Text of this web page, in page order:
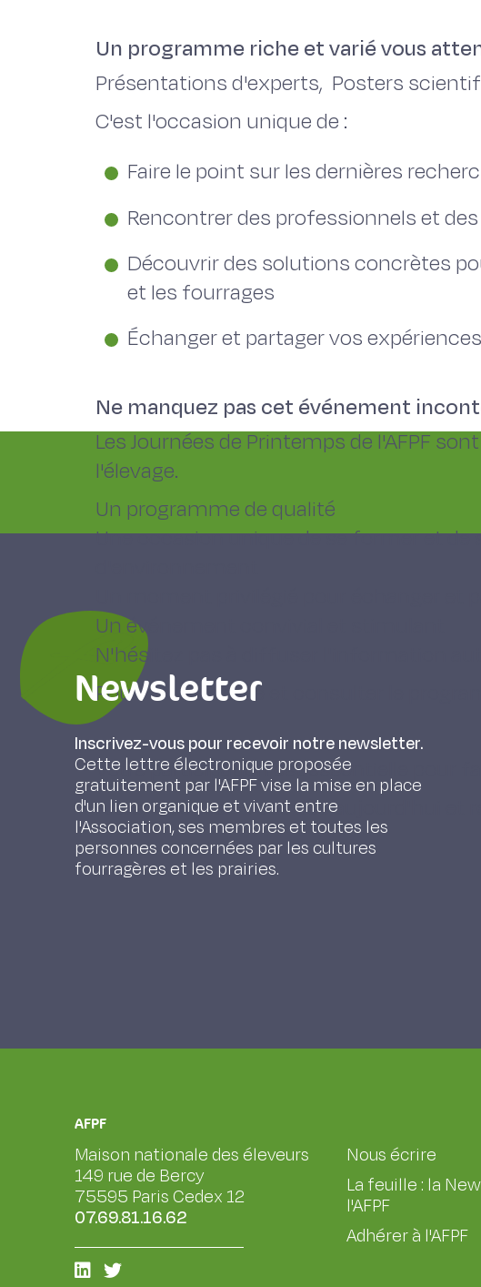
Un programme riche et varié vous
Présentations d'experts, Posters
C'est l'occasion unique de :
Faire le point sur les dernières
Rencontrer des professionnels et
Découvrir des solutions concrètes
et les fourrages
Échanger et partager vos expériences
Ne manquez pas cet événement
Les Journées de Printemps de l'AFPF
l'élevage.
Un programme de qualité
Une occasion unique de se former et
Un événement convivial et stimulant
N'hésitez pas à diffuser l'information
Pour vous inscrire et consulter le
Votre participation est essentielle pour
Alors, inscrivez-vous dès aujourd'hui et
Newsletter
Inscrivez-vous pour recevoir notre newsletter.
Cette lettre électronique proposée
gratuitement par l'AFPF vise la mise en place
d'un lien organique et vivant entre
l'Association, ses membres et toutes les
personnes concernées par les cultures
fourragères et les prairies.
AFPF
Maison nationale des éleveurs
149 rue de Bercy
75595 Paris Cedex 12
07.69.81.16.62
Nous écrire
La feuille : la
l'AFPF
Adhérer à l'AFPF